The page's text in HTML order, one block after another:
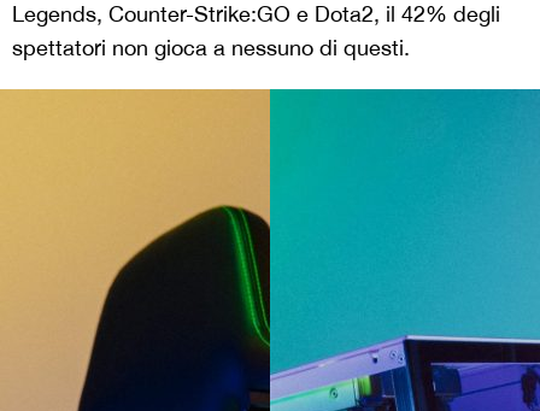
Legends, Counter-Strike:GO e Dota2, il 42% degli
spettatori non gioca a nessuno di questi.